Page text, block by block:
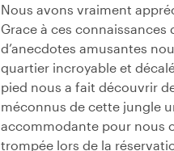
Nous avons vraiment
Grace à ces
d’anecdotes amusantes
quartier incroyable et
pied nous a fait découvrir
méconnus de cette jungle
accommodante pour nous
trompée lors de la